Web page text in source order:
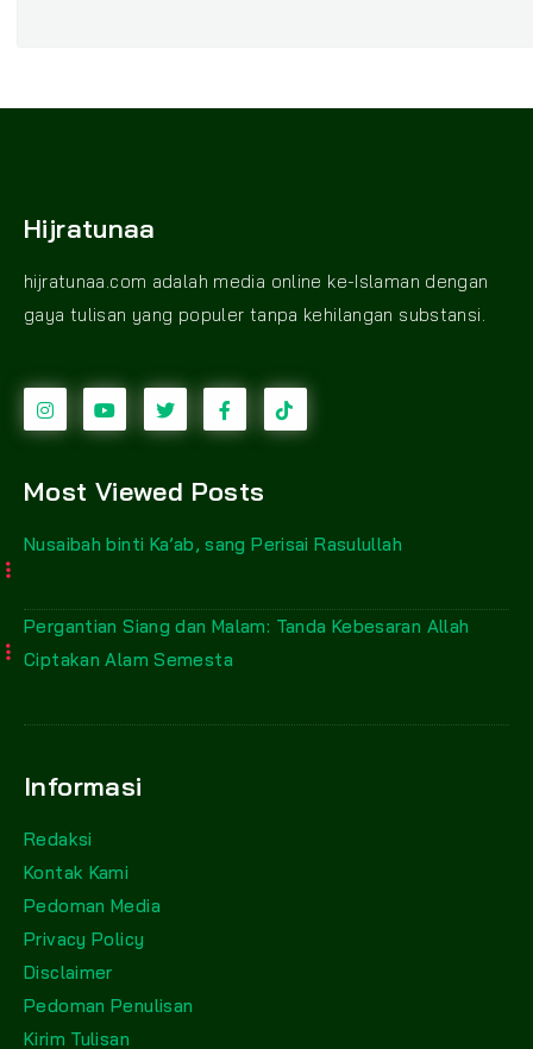
Hijratunaa
hijratunaa.com adalah media online ke-Islaman dengan
gaya tulisan yang populer tanpa kehilangan substansi.
Most Viewed Posts
Nusaibah binti Ka’ab, sang Perisai Rasulullah
Pergantian Siang dan Malam: Tanda Kebesaran Allah
Ciptakan Alam Semesta
Informasi
Redaksi
Kontak Kami
Pedoman Media
Privacy Policy
Disclaimer
Pedoman Penulisan
Kirim Tulisan